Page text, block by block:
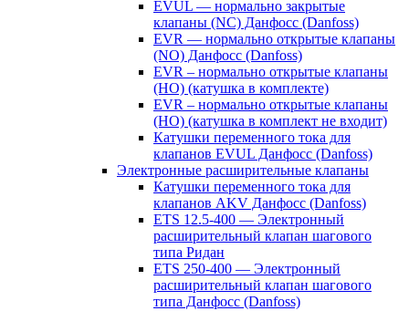
EVUL — нормально закрытые
клапаны (NC) Данфосс (Danfoss)
EVR — нормально открытые клапаны
(NO) Данфосс (Danfoss)
EVR – нормально открытые клапаны
(НО) (катушка в комплекте)
EVR – нормально открытые клапаны
(НО) (катушка в комплект не входит)
Катушки переменного тока для
клапанов EVUL Данфосс (Danfoss)
Электронные расширительные клапаны
Катушки переменного тока для
клапанов AKV Данфосс (Danfoss)
ETS 12.5-400 — Электронный
расширительный клапан шагового
типа Ридан
ETS 250-400 — Электронный
расширительный клапан шагового
типа Данфосс (Danfoss)